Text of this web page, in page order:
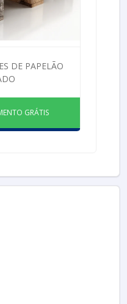
DE PAPELÃO
GRÁTIS